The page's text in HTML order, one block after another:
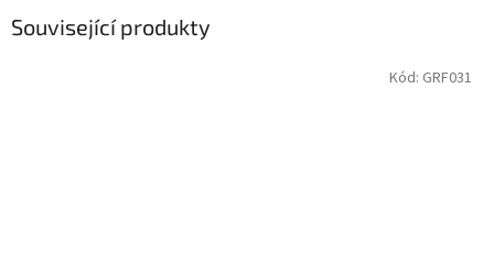
Související produkty
Kód: GRF031